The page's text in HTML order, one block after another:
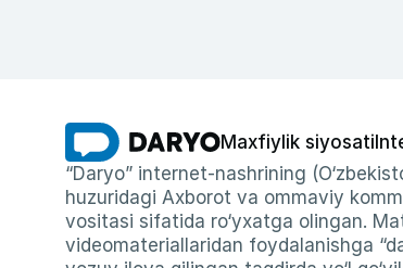
Maxfiylik siyosati
“Daryo” internet-nashrining
huzuridagi Axborot va ommaviy
vositasi sifatida ro‘yxatga olingan.
videomateriallaridan foydalanishga